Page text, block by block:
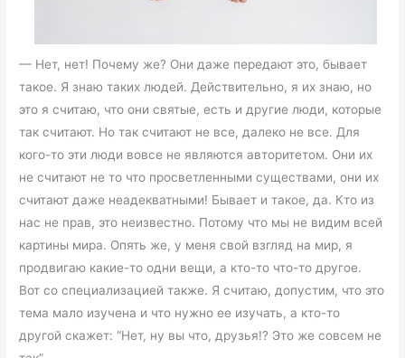
— Нет, нет! Почему же? Они даже передают это, бывает
такое. Я знаю таких людей. Действительно, я их знаю, но
это я считаю, что они святые, есть и другие люди, которые
так считают. Но так считают не все, далеко не все. Для
кого-то эти люди вовсе не являются авторитетом. Они их
не считают не то что просветленными существами, они их
считают даже неадекватными! Бывает и такое, да. Кто из
нас не прав, это неизвестно. Потому что мы не видим всей
картины мира. Опять же, у меня свой взгляд на мир, я
продвигаю какие-то одни вещи, а кто-то что-то другое.
Вот со специализацией также. Я считаю, допустим, что это
тема мало изучена и что нужно ее изучать, а кто-то
другой скажет: “Нет, ну вы что, друзья!? Это же совсем не